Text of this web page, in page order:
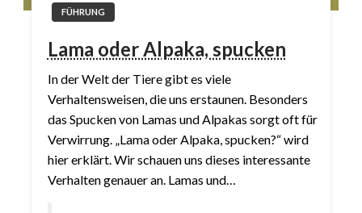
FÜHRUNG
Lama oder Alpaka, spucken
In der Welt der Tiere gibt es viele
Verhaltensweisen, die uns erstaunen. Besonders
das Spucken von Lamas und Alpakas sorgt oft für
Verwirrung. „Lama oder Alpaka, spucken?“ wird
hier erklärt. Wir schauen uns dieses interessante
Verhalten genauer an. Lamas und…